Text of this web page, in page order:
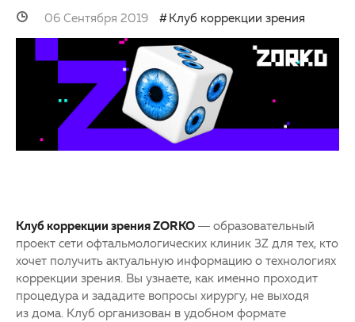
06 Сентября 2019 Клуб коррекции зрения
Клуб коррекции зрения ZORKO — образовательный
проект сети офтальмологических клиник 3Z для тех, кто
хочет получить актуальную информацию о технологиях
коррекции зрения. Вы узнаете, как именно проходит
процедура и зададите вопросы хирургу, не выходя
из дома. Клуб организован в удобном формате